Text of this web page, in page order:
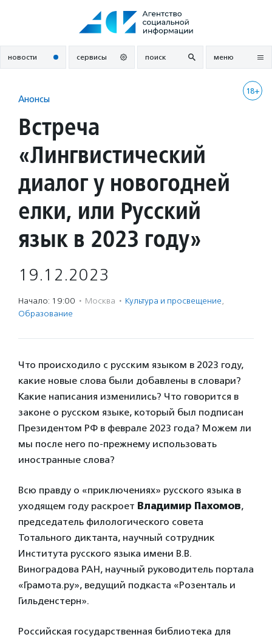
новости сервисы поиск меню
18+
Анонсы
Встреча
«Лингвистический
диалог у новогодней
елки, или Русский
язык в 2023 году»
19.12.2023
Начало: 19:00 · Москва · Культура и просвещение,
Образование
Что происходило с русским языком в 2023 году,
какие новые слова были добавлены в словари?
Какие написания изменились? Что говорится в
законе о русском языке, который был подписан
Президентом РФ в феврале 2023 года? Можем ли
мы после него по-прежнему использовать
иностранные слова?
Всю правду о «приключениях» русского языка в
уходящем году раскроет Владимир Пахомов,
председатель филологического совета
Тотального диктанта, научный сотрудник
Института русского языка имени В.В.
Виноградова РАН, научный руководитель портала
«Грамота.ру», ведущий подкаста «Розенталь и
Гильденстерн».
Российская государственная библиотека для